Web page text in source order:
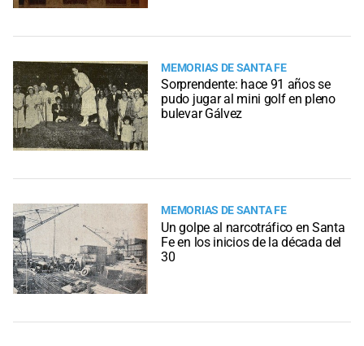
MEMORIAS DE SANTA FE
Sorprendente: hace 91 años se
pudo jugar al mini golf en pleno
bulevar Gálvez
MEMORIAS DE SANTA FE
Un golpe al narcotráfico en Santa
Fe en los inicios de la década del
30